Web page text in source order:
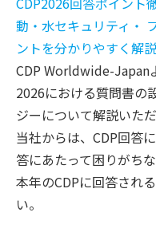
動・水セキュリティ・
ントを分かりやすく解説
CDP Worldwide-Japan
2026における質問書の
ジーについて解説いただ
当社からは、CDP回答
答にあたって困りがち
本年のCDPに回答され
い。